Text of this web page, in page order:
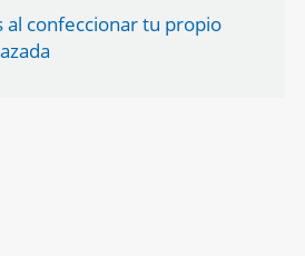
al confeccionar tu propio